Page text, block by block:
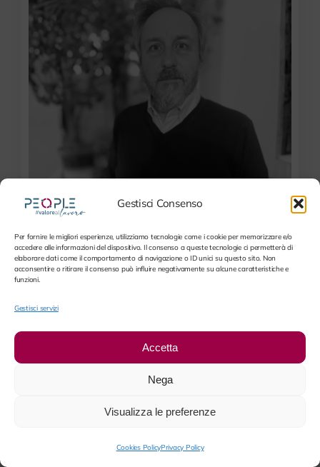
Gestisci Consenso
Per fornire le migliori esperienze, utilizziamo tecnologie come i cookie per memorizzare e/o
accedere alle informazioni del dispositivo. Il consenso a queste tecnologie ci permetterà di
elaborare dati come il comportamento di navigazione o ID unici su questo sito. Non
acconsentire o ritirare il consenso può influire negativamente su alcune caratteristiche e
funzioni.
Gestisci servizi
Accetta
Nega
Visualizza le preferenze
Cookies PolicyPrivacy Policy
Project Manager